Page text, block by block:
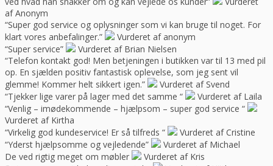
af Anonym
“Super god service og oplysninger som vi kan bruge til noget. For
klart vores anbefalinger.”
Vurderet af anonym
“Super service”
Vurderet af Brian Nielsen
“Telefon kontakt god! Men betjeningen i butikken var til 13 med pil
op. En sjælden positiv fantastisk oplevelse, som jeg sent vil
glemme! Kommer helt sikkert igen.”
Vurderet af Svend
“Tjekker lige varer på lager med det samme “
Vurderet af Laila
“Venlig – imødekommende – hjælpsom – super god service “
Vurderet af Kirtha
“Virkelig god kundeservice! Er så tilfreds “
Vurderet af Cristine
“Yderst hjælpsomme og vejledende”
Vurderet af Michael
De ved rigtig meget om møbler
Vurderet af Kris